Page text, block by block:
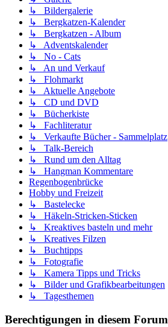
↳ Bildergalerie
↳ Bergkatzen-Kalender
↳ Bergkatzen - Album
↳ Adventskalender
↳ No - Cats
↳ An und Verkauf
↳ Flohmarkt
↳ Aktuelle Angebote
↳ CD und DVD
↳ Bücherkiste
↳ Fachliteratur
↳ Verkaufte Bücher - Sammelplatz
↳ Talk-Bereich
↳ Rund um den Alltag
↳ Hangman Kommentare
Regenbogenbrücke
Hobby und Freizeit
↳ Bastelecke
↳ Häkeln-Stricken-Sticken
↳ Kreaktives basteln und mehr
↳ Kreatives Filzen
↳ Buchtipps
↳ Fotografie
↳ Kamera Tipps und Tricks
↳ Bilder und Grafikbearbeitungen
↳ Tagesthemen
Berechtigungen in diesem Forum